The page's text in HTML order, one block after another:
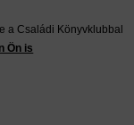
a Családi Könyvklubbal
Ön is